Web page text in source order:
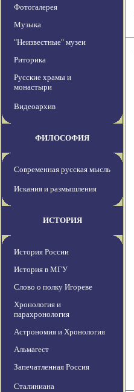
Фотогалерея
Музыка
"Неизвестные" музеи
Риторика
Русские храмы и
монастыри
Видеоархив
ФИЛОСОФИЯ
Современная русская мысль
Искания и размышления
ИСТОРИЯ
История России
История в МГУ
Слово о полку Игореве
Хронология и
парахронология
Астрономия и Хронология
Альмагест
Запечатленная Россия
Сталиниана